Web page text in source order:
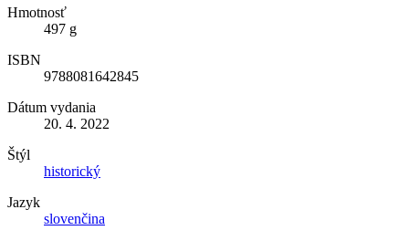
Hmotnosť
497 g
ISBN
9788081642845
Dátum vydania
20. 4. 2022
Štýl
historický
Jazyk
slovenčina